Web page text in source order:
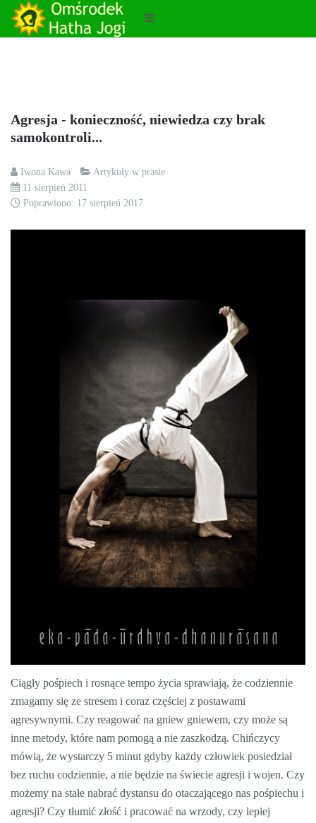
Agresja - konieczność, niewiedza czy brak
samokontroli...
Iwona Kawa
Artykuły w prasie
11 sierpień 2011
Poprawiono: 17 sierpień 2017
Ciągły pośpiech i rosnące tempo życia sprawiają, że codziennie
zmagamy się ze stresem i coraz częściej z postawami
agresywnymi. Czy reagować na gniew gniewem, czy może są
inne metody, które nam pomogą a nie zaszkodzą. Chińczycy
mówią, że wystarczy 5 minut gdyby każdy człowiek posiedział
bez ruchu codziennie, a nie będzie na świecie agresji i wojen. Czy
możemy na stałe nabrać dystansu do otaczającego nas pośpiechu i
agresji? Czy tłumić złość i pracować na wrzody, czy lepiej